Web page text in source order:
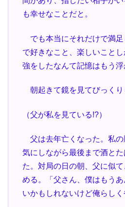
も幸せなことだと。
でも本当にそれだけで満足
で好きなこと、楽しいこと
強をしたなんて記憶はもう浮
朝起きて鏡を見てびっくり
（父が私を見ている!?）
父は去年亡くなった。私の
気にしながら最後まで酒と
た。対局の日の朝、父に似
める。「父さん、僕はもう
いかもしれないけど俺らしく